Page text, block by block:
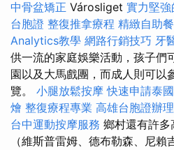
中骨盆矯正 Városliget 實力堅強
台胞證 整復推拿療程 精緻自助
Analytics教學 網路行銷技巧 牙
供一流的家庭娛樂活動，孩子們
園以及大馬戲團，而成人則可以
覽。 小腿放鬆按摩快速申請泰
燴 整復療程專業 高雄台胞證辦
台中運動按摩服務 鄉村還有許
（維斯普雷姆、德布勒森、尼